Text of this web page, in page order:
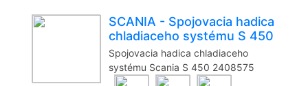
SCANIA - Spojovacia hadica
chladiaceho systému S 450
Spojovacia hadica chladiaceho
systému Scania S 450 2408575